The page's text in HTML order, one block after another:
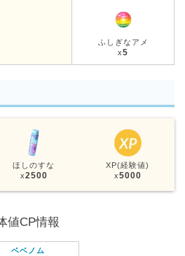
ふしぎなアメ
x5
ほしのすな
x2500
XP(経験値)
x5000
値CP情報
ベベノム